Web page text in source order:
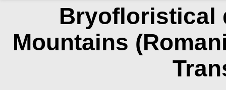
Bryofloristical
Mountains